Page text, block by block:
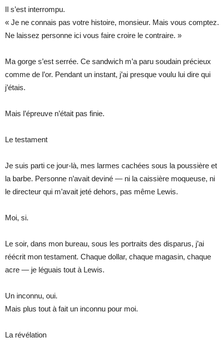
Il s’est interrompu.
« Je ne connais pas votre histoire, monsieur. Mais vous comptez.
Ne laissez personne ici vous faire croire le contraire. »
Ma gorge s’est serrée. Ce sandwich m’a paru soudain précieux
comme de l’or. Pendant un instant, j’ai presque voulu lui dire qui
j’étais.
Mais l’épreuve n’était pas finie.
Le testament
Je suis parti ce jour-là, mes larmes cachées sous la poussière et
la barbe. Personne n’avait deviné — ni la caissière moqueuse, ni
le directeur qui m’avait jeté dehors, pas même Lewis.
Moi, si.
Le soir, dans mon bureau, sous les portraits des disparus, j’ai
réécrit mon testament. Chaque dollar, chaque magasin, chaque
acre — je léguais tout à Lewis.
Un inconnu, oui.
Mais plus tout à fait un inconnu pour moi.
La révélation